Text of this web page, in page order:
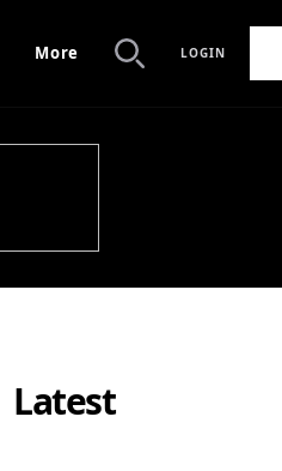
More LOGIN
Latest